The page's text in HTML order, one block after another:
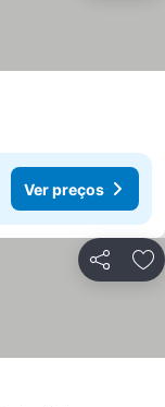
Ver preços
Partilhar